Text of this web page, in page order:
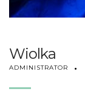
Wiolka
ADMINISTRATOR